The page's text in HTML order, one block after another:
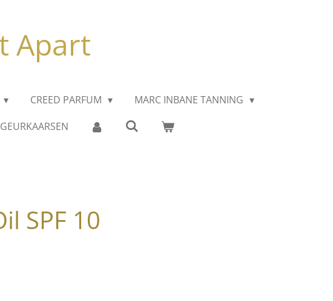
Apart
CREED PARFUM
MARC INBANE TANNING
SPF 10